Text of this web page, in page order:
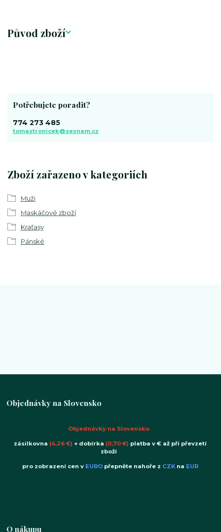
Původ zboží
Zboží zařazeno v kategoriích
Muži
Maskáčové zboží
Kraťasy
Pánské
Potřebujete poradit?
774 273 485
tomastronicek@seznam.cz
Objednávky na Slovensko
Objednávky na Slovensko
zásilkovna (4,26 €) + dobírka (0,70 €) platba v € až při převzetí
zboží
pro zobrazení cen v EURO přepněte nahoře z CZKna EUR
O nákupu